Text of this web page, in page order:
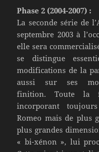
Phase 2 (2004-2007) :
La seconde série de
septembre 2003 à
elle sera
se distingue
modifications de la
aussi sur ses
finition. Toute la
incorporant
Romeo mais de plus
plus grandes
« bi-xénon », lui